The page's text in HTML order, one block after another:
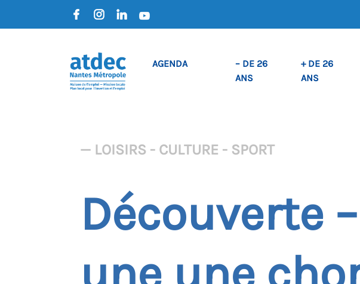
AGENDA
– DE 26
ANS
+ DE 26
ANS
— LOISIRS - CULTURE - SPORT
Découverte